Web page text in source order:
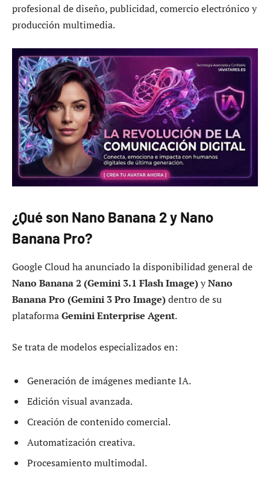
profesional de diseño, publicidad, comercio electrónico y
producción multimedia.
¿Qué son Nano Banana 2 y Nano
Banana Pro?
Google Cloud ha anunciado la disponibilidad general de
Nano Banana 2 (Gemini 3.1 Flash Image)yNano
Banana Pro (Gemini 3 Pro Image)dentro de su
plataformaGemini Enterprise Agent.
Se trata de modelos especializados en:
Generación de imágenes mediante IA.
Edición visual avanzada.
Creación de contenido comercial.
Automatización creativa.
Procesamiento multimodal.